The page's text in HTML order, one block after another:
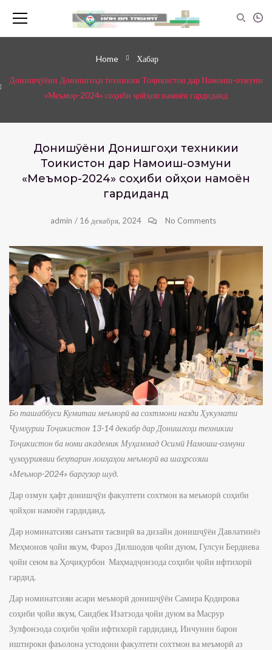
Home Хабар
Донишҷӯёни Донишгоҳи техникии Тоҷикистон дар Намоиш-озмуни
«Меъмор-2024» соҳиби ҷойҳои намоён гардиданд
Донишҷӯёни Донишгоҳи техникии
Тоҷикистон дар Намоиш-озмуни
«Меъмор-2024» соҳиби ҷойҳои намоён
гардиданд
admin / 16 декабря, 2024 No Comments
Бо ташаббуси Кумитаи меъморӣ ва сохтмони назди Ҳукумати
Ҷумҳурии Тоҷикистон 13-14 декабр дар Донишгоҳи техникии
Тоҷикистон ба номи академик Муҳаммад Осимӣ Намоиш-озмуни
ҷумҳуриявии беҳтарин лоиҳаҳои меъморӣ ва шаҳрсозии
«Меъмор-2024» баргузор шуд.
Дар озмун ҳафт донишҷӯи факултети сохтмон ва меъморӣ соҳиби
ҷойҳои намоён гардиданд.
Дар номинатсияи санъати тасвирӣ ва дизайн донишҷӯён Давлатниёз
Меҳмонов ҷойи якум, Фароз Дилшодов ҷойи дуюм, Гулсун Бердиева
ҷойи сеюм ва Ҳоҷиқурбон Маҳмадҷонзода соҳиби ҷойи ифтихорӣ
гардид.
Дар номинатсияи асари меъморӣ донишҷӯён Самира Қодирова
соҳиби ҷойи якум, Саидбек Изатзода ҷойи дуюм ва Масрур
Зулфонзода соҳиби ҷойи ифтихорӣ гардиданд. Инчунин барои
иштироки фаъолона устодони факултети сохтмон ва меъморӣ аз